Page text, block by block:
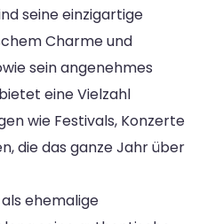
seine einzigartige
Charme und
sein angenehmes
eine Vielzahl
wie Festivals, Konzerte
die das ganze Jahr über
ehemalige